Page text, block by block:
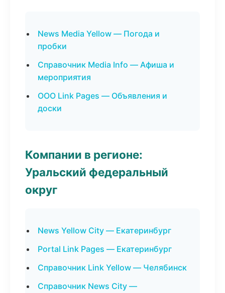
News Media Yellow — Погода и
пробки
Справочник Media Info — Афиша и
мероприятия
ООО Link Pages — Объявления и
доски
Компании в регионе:
Уральский федеральный
округ
News Yellow City — Екатеринбург
Portal Link Pages — Екатеринбург
Справочник Link Yellow — Челябинск
Справочник News City —